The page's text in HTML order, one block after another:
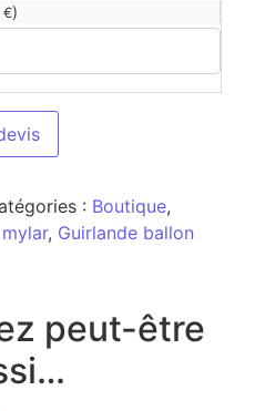
€)
: Boutique,
, Guirlande ballon
peut-être